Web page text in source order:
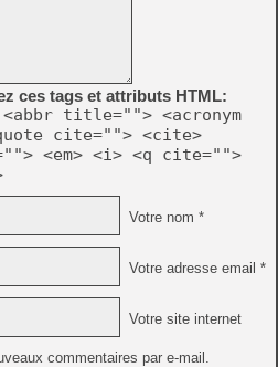
ces tags et attributs HTML:
title=""> <acronym
cite=""> <cite>
<em> <i> <q cite="">
Votre nom *
Votre adresse email *
Votre site internet
commentaires par e-mail.